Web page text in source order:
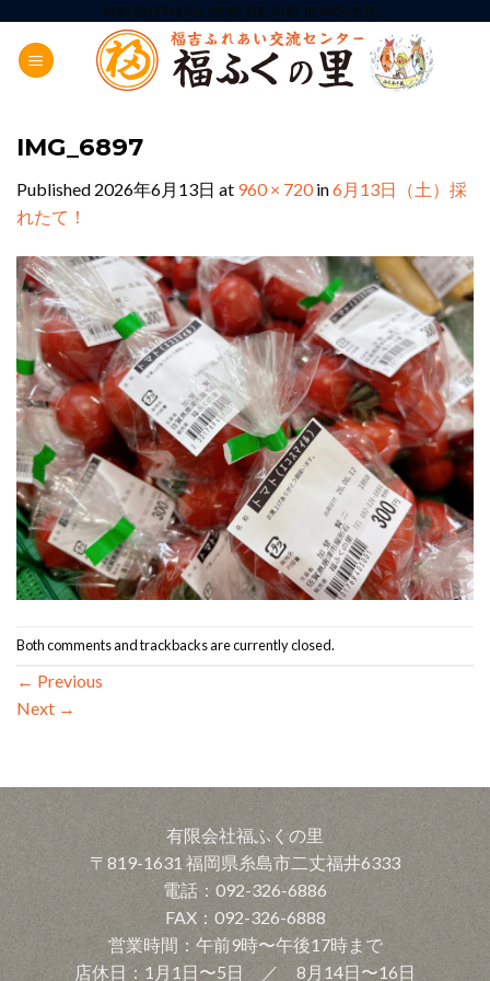
content
ADD ANYTHING HERE OR JUST REMOVE IT...
IMG_6897
Published 2026年6月13日 at 960 × 720in6月13日（土）採
れたて！
Both comments and trackbacks are currently closed.
← Previous
Next →
有限会社福ふくの里
〒819-1631 福岡県糸島市二丈福井6333
電話：092-326-6886
FAX：092-326-6888
営業時間：午前9時〜午後17時まで
店休日：1月1日〜5日 ／ 8月14日〜16日